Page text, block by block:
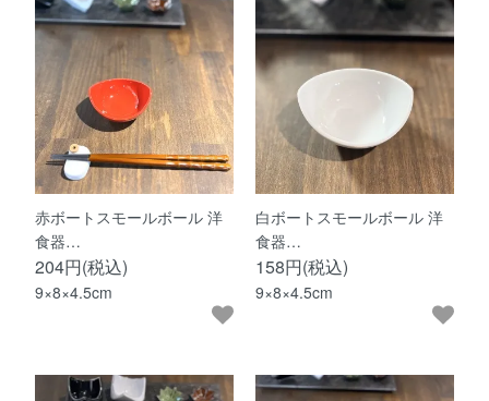
赤ボートスモールボール 洋
食器…
204円(税込)
9×8×4.5cm
白ボートスモールボール 洋
食器…
158円(税込)
9×8×4.5cm